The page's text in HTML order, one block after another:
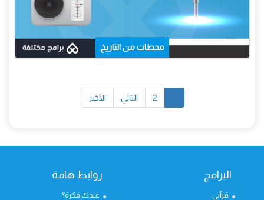
محطات من التاريخ
2 التالي الأخير
البرامج
قرآني
روابط هامة
عندك فكرة؟